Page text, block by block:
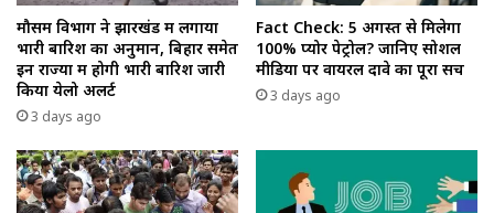
मौसम विभाग ने झारखंड में लगाया
भारी बारिश का अनुमान, बिहार समेत
इन राज्यों में होगी भारी बारिश जारी
किया येलो अलर्ट
3 days ago
Fact Check: 5 अगस्त से मिलेगा
100% प्योर पेट्रोल? जानिए सोशल
मीडिया पर वायरल दावे का पूरा सच
3 days ago